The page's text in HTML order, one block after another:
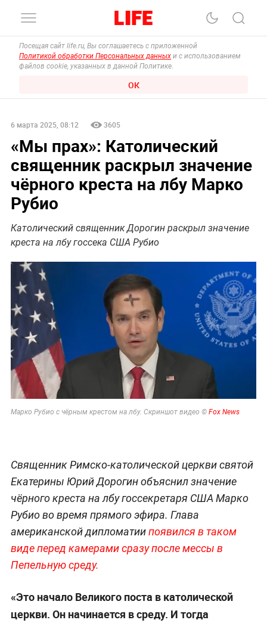
Посещая сайт life.ru, Вы соглашаетесь с приложенной
Политикой обработки Персональных данных и с использованием
файлов cookie, указанных в данной Политике.
ОК
6 марта 2025, 08:12 3605
«Мы прах»: Католический
священник раскрыл значение
чёрного креста на лбу Марко
Рубио
Католический священник Дорогин раскрыл значение
креста на лбу госсека США Рубио
Марко Рубио с чёрным крестом на лбу. Скриншот видео ©Fox News
Священник Римско-католической церкви святой
Екатерины Юрий Дорогин объяснил значение
чёрного креста на лбу госсекретаря США Марко
Рубио во время прямого эфира. Глава
американской дипломатиипоявился в таком
виде перед камерами сразу после мессы в
Пепельную среду.
«Это начало Великого поста в католической
церкви. Он начинается в среду. И тогда